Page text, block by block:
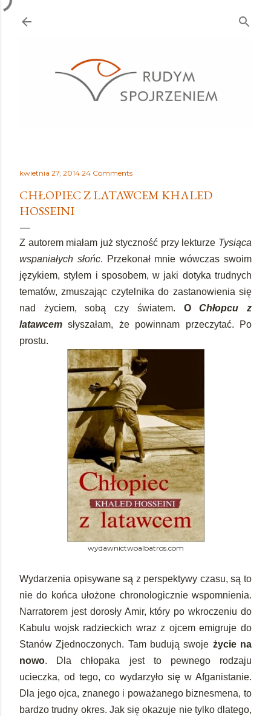
kwietnia 27, 2014 24 Comments
CHŁOPIEC Z LATAWCEM KHALED
HOSSEINI
Z autorem miałam już styczność przy lekturze Tysiąca
wspaniałych słońc. Przekonał mnie wówczas swoim
językiem, stylem i sposobem, w jaki dotyka trudnych
tematów, zmuszając czytelnika do zastanowienia się
nad życiem, sobą czy światem. OChłopcu z
latawcem słyszałam, że powinnam przeczytać. Po
prostu.
wydawnictwoalbatros.com
Wydarzenia opisywane są z perspektywy czasu, są to
nie do końca ułożone chronologicznie wspomnienia.
Narratorem jest dorosły Amir, który po wkroczeniu do
Kabulu wojsk radzieckich wraz z ojcem emigruje do
Stanów Zjednoczonych. Tam budują swoje życie na
nowo. Dla chłopaka jest to pewnego rodzaju
ucieczka, od tego, co wydarzyło się w Afganistanie.
Dla jego ojca, znanego i poważanego biznesmena, to
bardzo trudny okres. Jak się okazuje nie tylko dlatego,